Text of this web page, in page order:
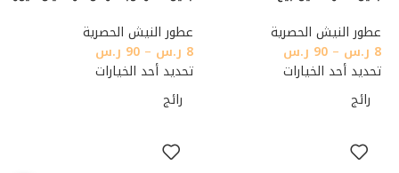
عطور النيش الحصرية
8 ر.س –
90 ر.س
تحديد أحد الخيارات
عطور النيش الحصرية
8 ر.س –
90 ر.س
تحديد أحد الخيارات
رائج
رائج